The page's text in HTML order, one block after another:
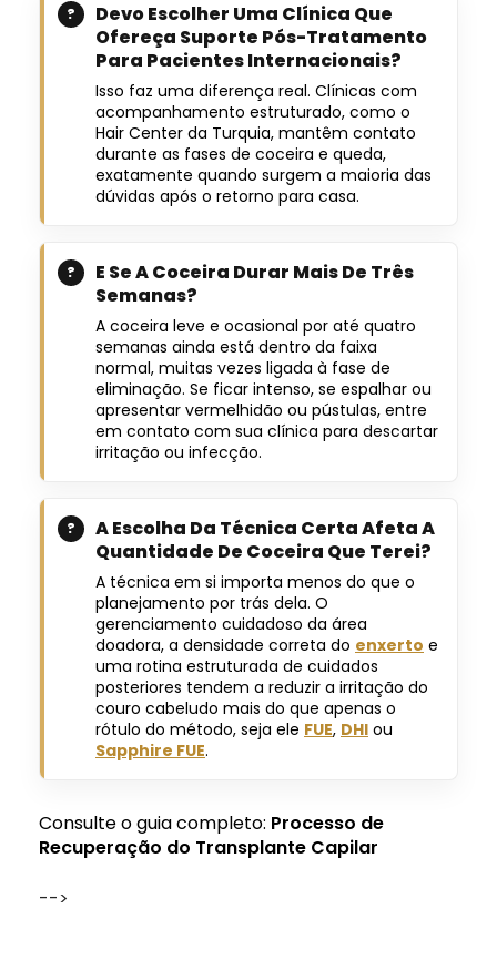
Devo Escolher Uma Clínica Que
Ofereça Suporte Pós-Tratamento
Para Pacientes Internacionais?
Isso faz uma diferença real. Clínicas com
acompanhamento estruturado, como o
Hair Center da Turquia, mantêm contato
durante as fases de coceira e queda,
exatamente quando surgem a maioria das
dúvidas após o retorno para casa.
E Se A Coceira Durar Mais De Três
Semanas?
A coceira leve e ocasional por até quatro
semanas ainda está dentro da faixa
normal, muitas vezes ligada à fase de
eliminação. Se ficar intenso, se espalhar ou
apresentar vermelhidão ou pústulas, entre
em contato com sua clínica para descartar
irritação ou infecção.
A Escolha Da Técnica Certa Afeta A
Quantidade De Coceira Que Terei?
A técnica em si importa menos do que o
planejamento por trás dela. O
gerenciamento cuidadoso da área
doadora, a densidade correta do enxerto e
uma rotina estruturada de cuidados
posteriores tendem a reduzir a irritação do
couro cabeludo mais do que apenas o
rótulo do método, seja ele FUE, DHI ou
Sapphire FUE.
Consulte o guia completo: Processo de
Recuperação do Transplante Capilar
-->